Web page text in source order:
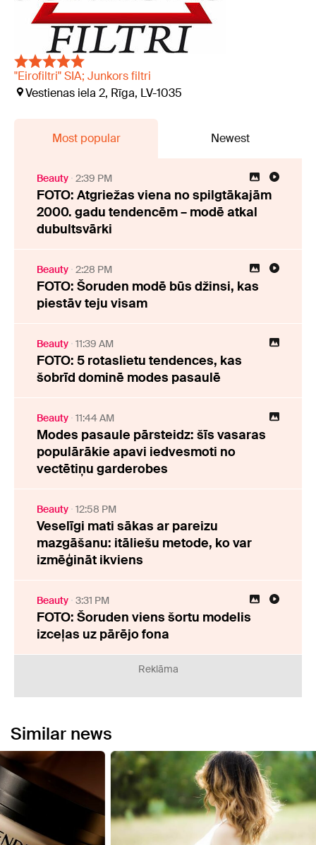
"Eirofiltri" SIA; Junkors filtri
Vestienas iela 2, Rīga, LV-1035
Most popular Newest
Beauty 2:39 PM
FOTO: Atgriežas viena no spilgtākajām
2000. gadu tendencēm – modē atkal
dubultsvārki
Beauty 2:28 PM
FOTO: Šoruden modē būs džinsi, kas
piestāv teju visam
Beauty 11:39 AM
FOTO: 5 rotaslietu tendences, kas
šobrīd dominē modes pasaulē
Beauty 11:44 AM
Modes pasaule pārsteidz: šīs vasaras
populārākie apavi iedvesmoti no
vectētiņu garderobes
Beauty 12:58 PM
Veselīgi mati sākas ar pareizu
mazgāšanu: itāliešu metode, ko var
izmēģināt ikviens
Beauty 3:31 PM
FOTO: Šoruden viens šortu modelis
izceļas uz pārējo fona
Reklāma
Similar news